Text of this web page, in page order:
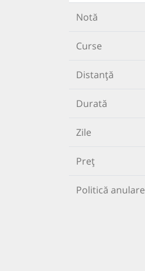
Notă
Curse
Distanță
Durată
Zile
Preț
Politică anulare